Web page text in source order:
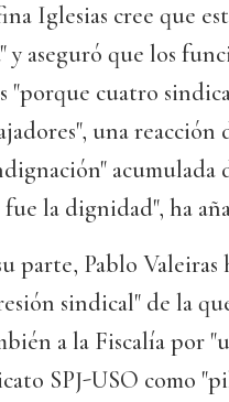
Iglesias cree que
y aseguró que los
"porque cuatro
una
acumulada
la dignidad", ha
parte, Pablo
sindical" de la
a la Fiscalía por
SPJ-USO como